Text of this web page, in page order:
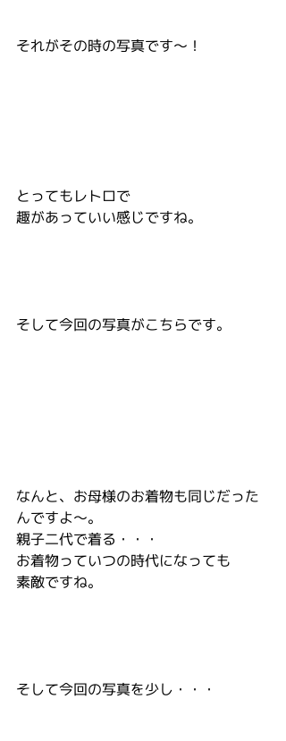
それがその時の写真です〜！
とってもレトロで
趣があっていい感じですね。
そして今回の写真がこちらです。
なんと、お母様のお着物も同じだった
んですよ〜。
親子二代で着る・・・
お着物っていつの時代になっても
素敵ですね。
そして今回の写真を少し・・・